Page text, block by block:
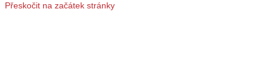
Přeskočit na začátek stránky